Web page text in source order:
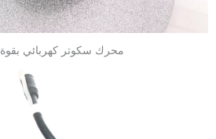
محرك سكوتر كهربائي بقوة 250 واط